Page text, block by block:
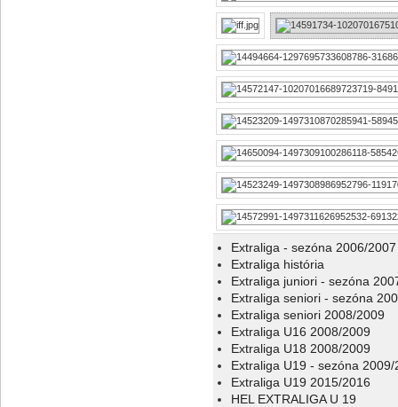
Extraliga - sezóna 2006/2007
Extraliga história
Extraliga juniori - sezóna
Extraliga seniori - sezóna
Extraliga seniori 2008/2009
Extraliga U16 2008/2009
Extraliga U18 2008/2009
Extraliga U19 - sezóna 2009/
Extraliga U19 2015/2016
HEL EXTRALIGA U 19